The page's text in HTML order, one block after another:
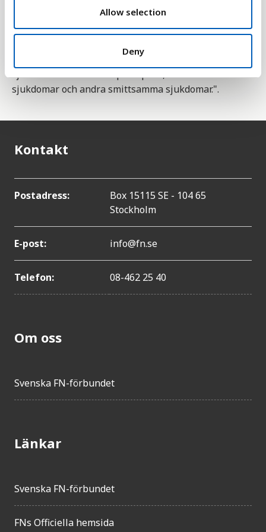
Allow selection
Deny
Statistiken är en indikator för mål 3 bland
globala mål för hållbar utveckling. Delmål 3.3 lyder
tuberkulos, malaria och försummade tropiska
sjukdomar samt bekämpa hepatit, vattenburna
sjukdomar och andra smittsamma sjukdomar.".
Kontakt
Postadress:
Box 15115 SE - 104 65
Stockholm
E-post: info@fn.se
Telefon: 08-462 25 40
Om oss
Svenska FN-förbundet
Länkar
Svenska FN-förbundet
FNs Officiella hemsida